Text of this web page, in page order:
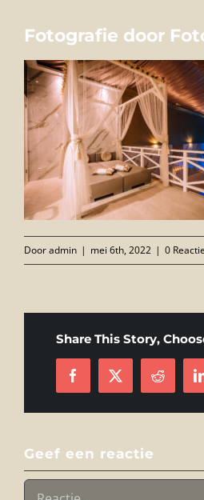
FOTO’S
INFO
OPENINGSTIJDEN
GIFTCARD
CONTACT
Fotografie door
Dooradmin | mei 6th, 2022 | 0
Share This Story,
Facebook
X Reddit
Geef een reactie
Reactie